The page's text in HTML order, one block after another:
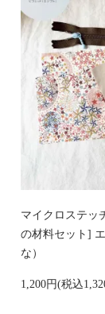
マイクロステッ
の材料セット]
な）
1,200円(税込